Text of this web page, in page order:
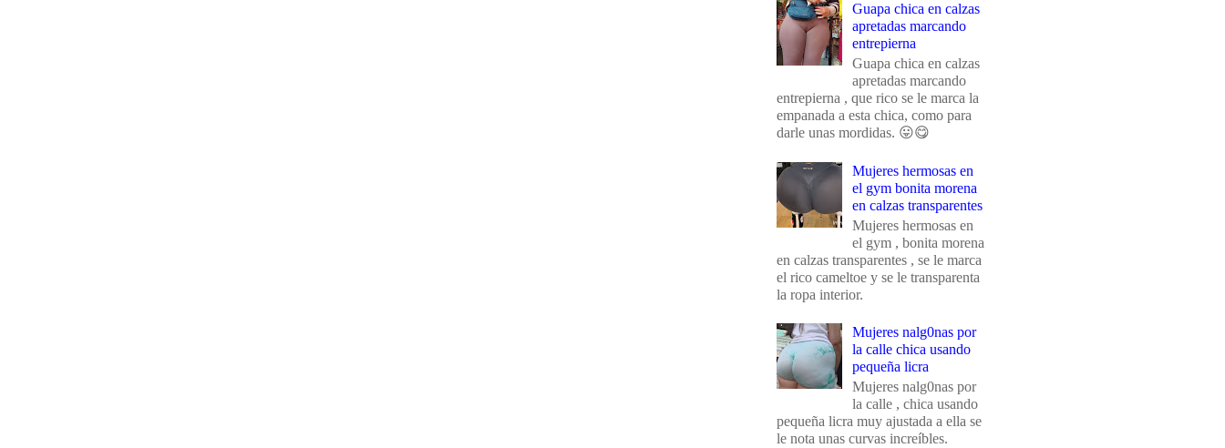
Guapa chica en calzas
apretadas marcando
entrepierna
Guapa chica en calzas
apretadas marcando
entrepierna , que rico se le marca la
empanada a esta chica, como para
darle unas mordidas. 😛😋
Mujeres hermosas en
el gym bonita morena
en calzas transparentes
Mujeres hermosas en
el gym , bonita morena
en calzas transparentes , se le marca
el rico cameltoe y se le transparenta
la ropa interior.
Mujeres nalg0nas por
la calle chica usando
pequeña licra
Mujeres nalg0nas por
la calle , chica usando
pequeña licra muy ajustada a ella se
le nota unas curvas increíbles.